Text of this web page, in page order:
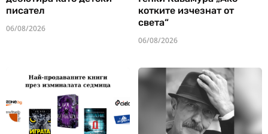
писател
06/08/2026
котките изчезнат от
света“
06/08/2026